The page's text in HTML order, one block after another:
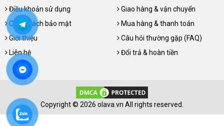
Điều khoản sử dụng
Chính sách bảo mật
Giới thiệu
Liên hệ
Giao hàng & vận chuyển
Mua hàng & thanh toán
Câu hỏi thường gặp (FAQ)
Đổi trả & hoàn tiền
Copyright © 2026 olava.vn All rights reserved.